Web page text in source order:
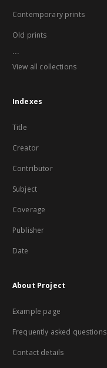
Contemporary prints
Old prints
...
View all collections
Indexes
Title
Creator
Contributor
Subject
Coverage
Publisher
Date
About Project
Example page
Frequently asked questions
Contact details